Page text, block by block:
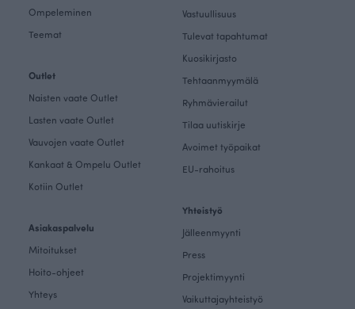
Ompeleminen
Teemat
Outlet
Naisten vaate Outlet
Lasten vaate Outlet
Vauvojen vaate Outlet
Kankaat & Ompelu Outlet
Kotiin Outlet
Asiakaspalvelu
Mitoitukset
Hoito-ohjeet
Yhteys
Vastuullisuus
Tulevat tapahtumat
Kuosikirjasto
Tehtaanmyymälä
Ryhmävierailut
Tilaa uutiskirje
Avoimet työpaikat
EU-rahoitus
Yhteistyö
Jälleenmyynti
Press
Projektimyynti
Vaikuttajayhteistyö